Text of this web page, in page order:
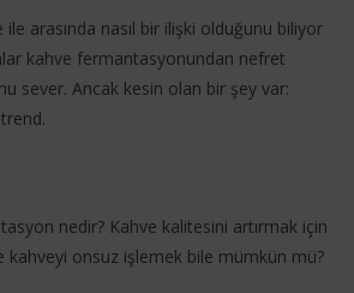
arasında nasıl bir ilişki olduğunu biliyor
kahve fermantasyonundan nefret
sever. Ancak kesin olan bir şey var:
nedir? Kahve kalitesini artırmak için
kahveyi onsuz işlemek bile mümkün mü?